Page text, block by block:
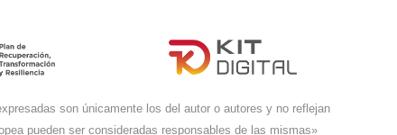
son únicamente los del autor o autores y no reflejan
pueden ser consideradas responsables de las mismas»